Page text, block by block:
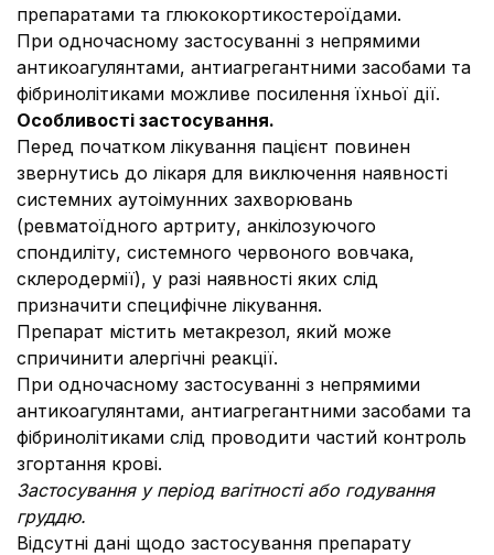
препаратами та глюкокортикостероїдами.
При одночасному застосуванні з непрямими
антикоагулянтами, антиагрегантними засобами та
фібринолітиками можливе посилення їхньої дії.
Особливості застосування.
Перед початком лікування пацієнт повинен
звернутись до лікаря для виключення наявності
системних аутоімунних захворювань
(ревматоїдного артриту, анкілозуючого
спондиліту, системного червоного вовчака,
склеродермії), у разі наявності яких слід
призначити специфічне лікування.
Препарат містить метакрезол, який може
спричинити алергічні реакції.
При одночасному застосуванні з непрямими
антикоагулянтами, антиагрегантними засобами та
фібринолітиками слід проводити частий контроль
згортання крові.
Застосування у період вагітності або годування
груддю.
Відсутні дані щодо застосування препарату